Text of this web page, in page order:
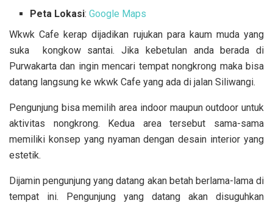
Peta Lokasi:Google Maps
Wkwk Cafe kerap dijadikan rujukan para kaum muda yang
suka kongkow santai. Jika kebetulan anda berada di
Purwakarta dan ingin mencari tempat nongkrong maka bisa
datang langsung ke wkwk Cafe yang ada di jalan Siliwangi.
Pengunjung bisa memilih area indoor maupun outdoor untuk
aktivitas nongkrong. Kedua area tersebut sama-sama
memiliki konsep yang nyaman dengan desain interior yang
estetik.
Dijamin pengunjung yang datang akan betah berlama-lama di
tempat ini. Pengunjung yang datang akan disuguhkan